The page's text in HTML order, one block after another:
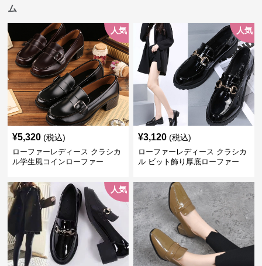
ム
人気
¥5,320 (税込)
ローファーレディース クラシカ
ル学生風コインローファー
人気
¥3,120 (税込)
ローファーレディース クラシカ
ル ビット飾り厚底ローファー
人気